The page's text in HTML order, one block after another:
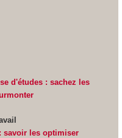
d'études : sachez les
savoir les optimiser